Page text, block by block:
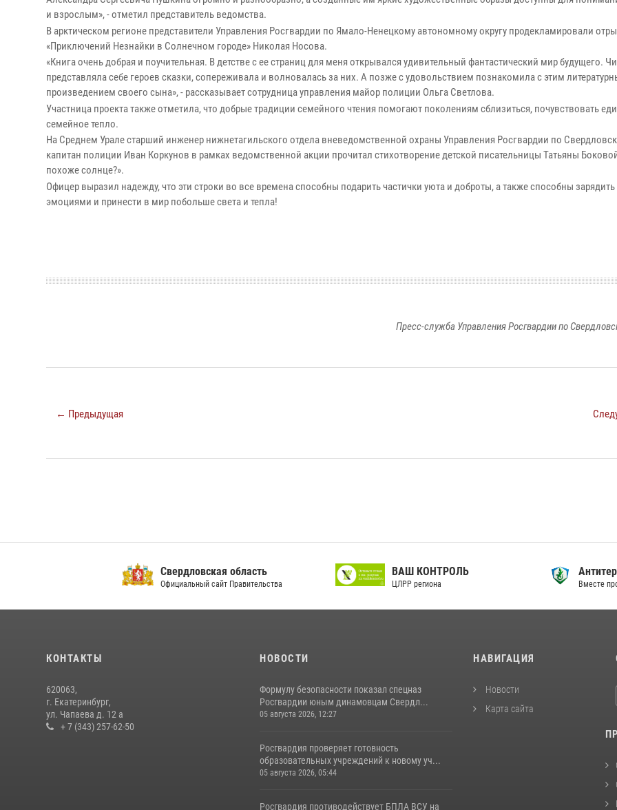
и взрослым», - отметил представитель ведомства.
В арктическом регионе представители Управления Росгвардии по Ямало-Ненецкому автономному округу продекламировали
«Приключений Незнайки в Солнечном городе» Николая Носова.
«Книга очень добрая и поучительная. В детстве с ее страниц для меня открывался удивительный фантастический мир будущего.
представляла себе героев сказки, сопереживала и волновалась за них. А позже с удовольствием познакомила с этим
произведением своего сына», - рассказывает сотрудница управления майор полиции Ольга Светлова.
Участница проекта также отметила, что добрые традиции семейного чтения помогают поколениям сблизиться, почувствовать
семейное тепло.
На Среднем Урале старший инженер нижнетагильского отдела вневедомственной охраны Управления Росгвардии по
капитан полиции Иван Коркунов в рамках ведомственной акции прочитал стихотворение детской писательницы Татьяны
похоже солнце?».
Офицер выразил надежду, что эти строки во все времена способны подарить частички уюта и доброты, а также способны
эмоциями и принести в мир побольше света и тепла!
Пресс-служба Управления Росгвардии по
← Предыдущая
Росгвардия
Официальный сайт
Свердловская область
Официальный сайт Правительства
ВАШ КОНТРОЛЬ
ЦЛРР региона
КОНТАКТЫ
620063,
г. Екатеринбург,
ул. Чапаева д. 12 а
+ 7 (343) 257-62-50
НОВОСТИ
Формулу безопасности показал спецназ
Росгвардии юным динамовцам Свердл...
05 августа 2026, 12:27
Росгвардия проверяет готовность
образовательных учреждений к новому уч...
05 августа 2026, 05:44
Росгвардия противодействует БПЛА ВСУ на
НАВИГАЦИЯ
Новости
Карта сайта